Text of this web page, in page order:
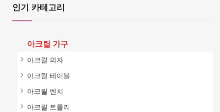
인기 카테고리
아크릴 가구
아크릴 의자
아크릴 테이블
아크릴 벤치
아크릴 트롤리